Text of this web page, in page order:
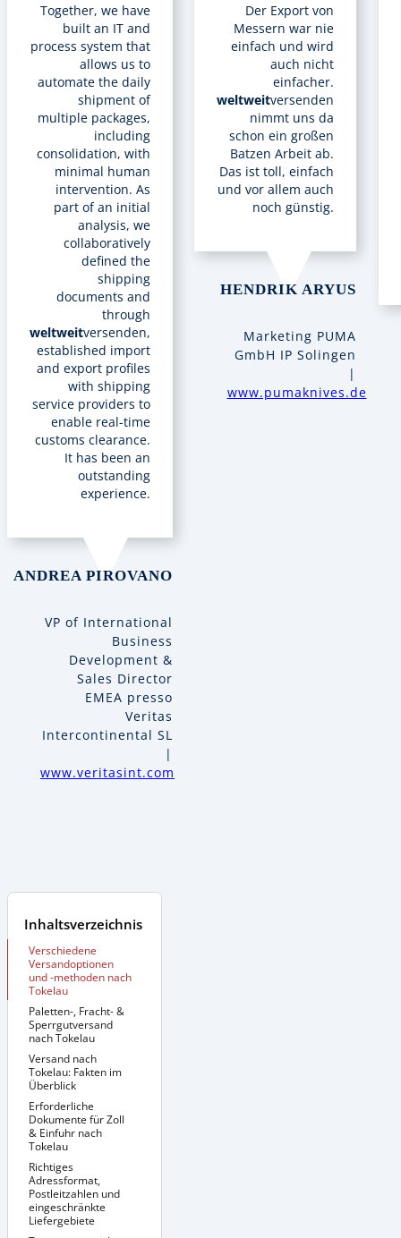
Inhaltsverzeichnis
Verschiedene
Versandoptionen
und -methoden nach
Tokelau
Paletten-, Fracht- &
Sperrgutversand
nach Tokelau
Zusätzliche
Informationen:
Versand nach
Tokelau: Fakten im
Überblick
Erforderliche
Dokumente für Zoll
& Einfuhr nach
Tokelau
Richtiges
Adressformat,
Postleitzahlen und
eingeschränkte
Liefergebiete
Together, we have
built an IT and
process system that
allows us to
automate the daily
shipment of
multiple packages,
including
consolidation, with
minimal human
intervention. As
part of an initial
analysis, we
collaboratively
defined the
shipping
documents and
through
weltweitversenden,
established import
and export profiles
with shipping
service providers to
enable real-time
customs clearance.
It has been an
outstanding
experience.
ANDREA PIROVANO
VP of International
Business
Development &
Sales Director
EMEA presso
Veritas
Intercontinental SL
|
www.veritasint.com
Der Export von
Messern war nie
einfach und wird
auch nicht
einfacher.
weltweitversenden
nimmt uns da
schon ein großen
Batzen Arbeit ab.
Das ist toll, einfach
und vor allem auch
noch günstig.
HENDRIK ARYUS
Marketing PUMA
GmbH IP Solingen
|
www.pumaknives.de